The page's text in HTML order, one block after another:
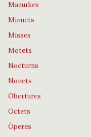
Mazurkes
Minuets
Misses
Motets
Nocturns
Nonets
Obertures
Octets
Òperes